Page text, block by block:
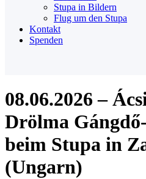
Stupa in Bildern
Flug um den Stupa
Kontakt
Spenden
08.06.2026 –
Drölma
beim Stupa in
(Ungarn)